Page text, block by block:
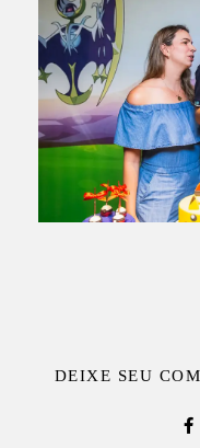
DEIXE SEU